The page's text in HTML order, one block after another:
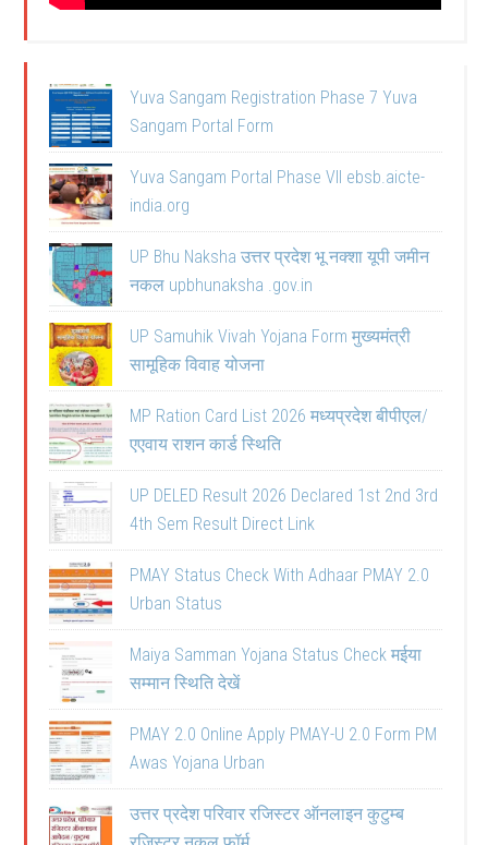
Yuva Sangam Registration Phase 7 Yuva
Sangam Portal Form
Yuva Sangam Portal Phase VII ebsb.aicte-
india.org
UP Bhu Naksha उत्तर प्रदेश भू नक्शा यूपी जमीन
नकल upbhunaksha .gov.in
UP Samuhik Vivah Yojana Form मुख्यमंत्री
सामूहिक विवाह योजना
MP Ration Card List 2026 मध्यप्रदेश बीपीएल/
एएवाय राशन कार्ड स्थिति
UP DELED Result 2026 Declared 1st 2nd 3rd
4th Sem Result Direct Link
PMAY Status Check With Adhaar PMAY 2.0
Urban Status
Maiya Samman Yojana Status Check मईया
सम्मान स्थिति देखें
PMAY 2.0 Online Apply PMAY-U 2.0 Form PM
Awas Yojana Urban
उत्तर प्रदेश परिवार रजिस्टर ऑनलाइन कुटुम्ब